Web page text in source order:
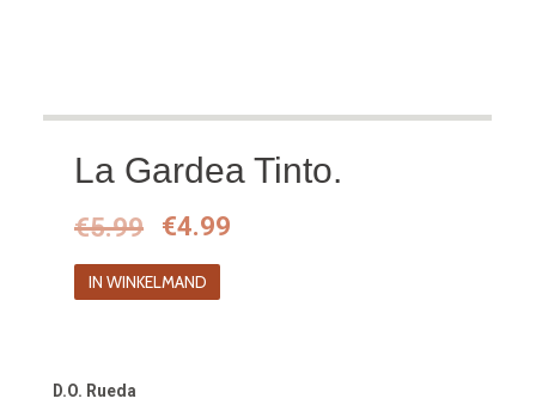
La Gardea Tinto.
€5.99
Oorspronkelijke
prijs
was:
€4.99
IN WINKELMAND
D.O. Rueda